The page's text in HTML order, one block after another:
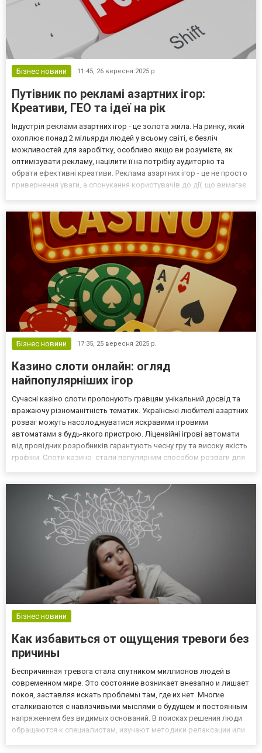
Бізнес новини 11:45, 26 вересня 2025 р.
Путівник по рекламі азартних ігор:
Креативи, ГЕО та ідеї на рік
Індустрія реклами азартних ігор - це золота жила. На ринку, який
охоплює понад 2 мільярди людей у всьому світі, є безліч
можливостей для заробітку, особливо якщо ви розумієте, як
оптимізувати рекламу, націлити її на потрібну аудиторію та
обрати ефективні креативи. Реклама азартних ігор - це не просто
привернення уваги, а спонукання користувачів до дії, що вимагає
Бізнес новини 17:35, 25 вересня 2025 р.
Казино слоти онлайн: огляд
найпопулярніших ігор
Сучасні казіно слоти пропонують гравцям унікальний досвід та
вражаючу різноманітність тематик. Українські любителі азартних
розваг можуть насолоджуватися яскравими ігровими
автоматами з будь-якого пристрою. Ліцензійні ігрові автомати
від провідних розробників гарантують чесну гру та високу якість
графіки. Слоти казино стали популярним способом розваги для
Бізнес новини
Как избавиться от ощущения тревоги без
причины
Беспричинная тревога стала спутником миллионов людей в
современном мире. Это состояние возникает внезапно и лишает
покоя, заставляя искать проблемы там, где их нет. Многие
сталкиваются с навязчивыми мыслями о будущем и постоянным
напряжением без видимых оснований. В поисках решения люди
обращаются к специалистам, изучают методики релаксации или